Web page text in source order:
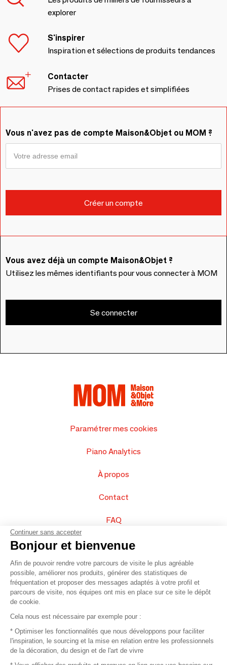
explorer
S'inspirer
Inspiration et sélections de produits tendances
Contacter
Prises de contact rapides et simplifiées
Vous n'avez pas de compte Maison&Objet ou MOM ?
Vous avez déjà un compte Maison&Objet ?
Utilisez les mêmes identifiants pour vous connecter à MOM
Se connecter
Paramétrer mes cookies
Piano Analytics
À propos
Contact
FAQ
Vendez vos produits
Plan du site
© 2016 –Organisation SAFI
Recrutement
Continuer sans accepter
Bonjour et bienvenue
Afin de pouvoir rendre votre parcours de visite le plus agréable
possible, améliorer nos produits, générer des statistiques de
fréquentation et proposer des messages adaptés à votre profil et
parcours de visite, nos équipes ont mis en place sur ce site le dépôt
de cookie.
Cela nous est nécessaire par exemple pour :
* Optimiser les fonctionnalités que nous développons pour faciliter
l'inspiration, le sourcing et la mise en relation entre les professionnels
de la décoration, du design et de l'art de vivre